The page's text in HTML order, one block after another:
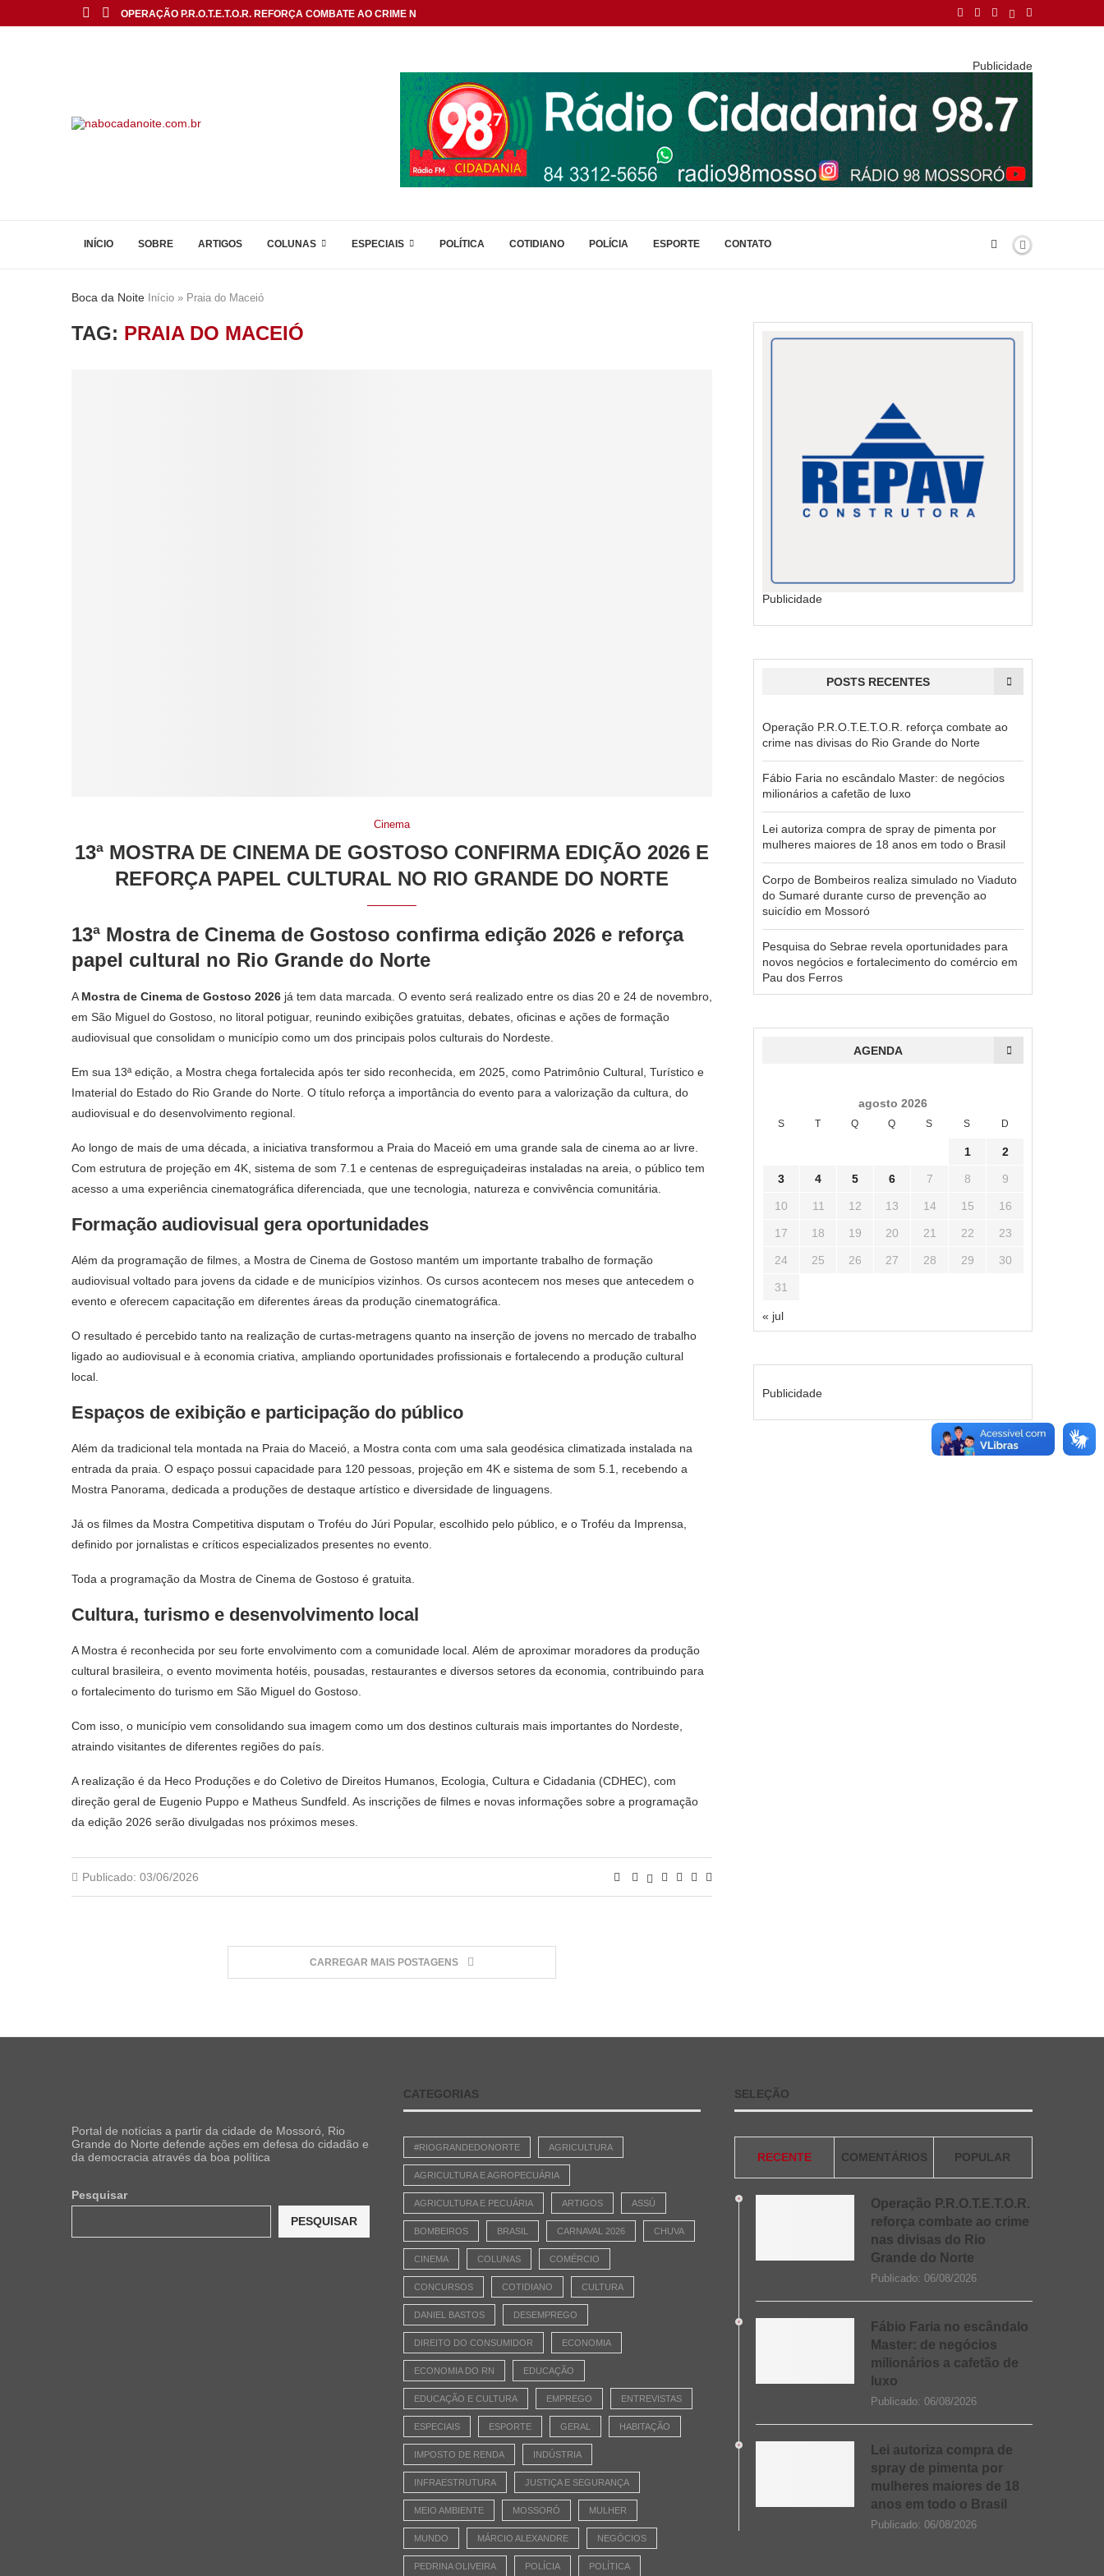
OPERAÇÃO P.R.O.T.E.T.O.R. REFORÇA COMBATE AO CRIME NAS DIVISAS...
Publicidade
INÍCIO SOBRE ARTIGOS COLUNAS ESPECIAIS POLÍTICA COTIDIANO POLÍCIA ESPORTE CONTATO
Boca da Noite Início » Praia do Maceió
TAG: PRAIA DO MACEIÓ
Cinema
13ª MOSTRA DE CINEMA DE GOSTOSO CONFIRMA EDIÇÃO 2026 E
REFORÇA PAPEL CULTURAL NO RIO GRANDE DO NORTE
13ª Mostra de Cinema de Gostoso confirma edição 2026 e reforça
papel cultural no Rio Grande do Norte
A Mostra de Cinema de Gostoso 2026 já tem data marcada. O evento será realizado entre os dias 20 e 24 de novembro,
em São Miguel do Gostoso, no litoral potiguar, reunindo exibições gratuitas, debates, oficinas e ações de formação
audiovisual que consolidam o município como um dos principais polos culturais do Nordeste.
Em sua 13ª edição, a Mostra chega fortalecida após ter sido reconhecida, em 2025, como Patrimônio Cultural, Turístico e
Imaterial do Estado do Rio Grande do Norte. O título reforça a importância do evento para a valorização da cultura, do
audiovisual e do desenvolvimento regional.
Ao longo de mais de uma década, a iniciativa transformou a Praia do Maceió em uma grande sala de cinema ao ar livre.
Com estrutura de projeção em 4K, sistema de som 7.1 e centenas de espreguiçadeiras instaladas na areia, o público tem
acesso a uma experiência cinematográfica diferenciada, que une tecnologia, natureza e convivência comunitária.
Formação audiovisual gera oportunidades
Além da programação de filmes, a Mostra de Cinema de Gostoso mantém um importante trabalho de formação
audiovisual voltado para jovens da cidade e de municípios vizinhos. Os cursos acontecem nos meses que antecedem o
evento e oferecem capacitação em diferentes áreas da produção cinematográfica.
O resultado é percebido tanto na realização de curtas-metragens quanto na inserção de jovens no mercado de trabalho
ligado ao audiovisual e à economia criativa, ampliando oportunidades profissionais e fortalecendo a produção cultural
local.
Espaços de exibição e participação do público
Além da tradicional tela montada na Praia do Maceió, a Mostra conta com uma sala geodésica climatizada instalada na
entrada da praia. O espaço possui capacidade para 120 pessoas, projeção em 4K e sistema de som 5.1, recebendo a
Mostra Panorama, dedicada a produções de destaque artístico e diversidade de linguagens.
Já os filmes da Mostra Competitiva disputam o Troféu do Júri Popular, escolhido pelo público, e o Troféu da Imprensa,
definido por jornalistas e críticos especializados presentes no evento.
Toda a programação da Mostra de Cinema de Gostoso é gratuita.
Cultura, turismo e desenvolvimento local
A Mostra é reconhecida por seu forte envolvimento com a comunidade local. Além de aproximar moradores da produção
cultural brasileira, o evento movimenta hotéis, pousadas, restaurantes e diversos setores da economia, contribuindo para
o fortalecimento do turismo em São Miguel do Gostoso.
Com isso, o município vem consolidando sua imagem como um dos destinos culturais mais importantes do Nordeste,
atraindo visitantes de diferentes regiões do país.
A realização é da Heco Produções e do Coletivo de Direitos Humanos, Ecologia, Cultura e Cidadania (CDHEC), com
direção geral de Eugenio Puppo e Matheus Sundfeld. As inscrições de filmes e novas informações sobre a programação
da edição 2026 serão divulgadas nos próximos meses.
Publicado: 03/06/2026
CARREGAR MAIS POSTAGENS
Publicidade
POSTS RECENTES
Operação P.R.O.T.E.T.O.R. reforça combate ao
crime nas divisas do Rio Grande do Norte
Fábio Faria no escândalo Master: de negócios
milionários a cafetão de luxo
Lei autoriza compra de spray de pimenta por
mulheres maiores de 18 anos em todo o Brasil
Corpo de Bombeiros realiza simulado no Viaduto
do Sumaré durante curso de prevenção ao
suicídio em Mossoró
Pesquisa do Sebrae revela oportunidades para
novos negócios e fortalecimento do comércio em
Pau dos Ferros
AGENDA
agosto 2026
S T Q Q S S D
1 2
3 4 5 6 7 8 9
10 11 12 13 14 15 16
17 18 19 20 21 22 23
24 25 26 27 28 29 30
31
« jul
Publicidade
Portal de notícias a partir da cidade de Mossoró, Rio
Grande do Norte defende ações em defesa do cidadão e
da democracia através da boa política
Pesquisar
PESQUISAR
CATEGORIAS
#RIOGRANDEDONORTE AGRICULTURA
AGRICULTURA E AGROPECUÁRIA
AGRICULTURA E PECUÁRIA ARTIGOS ASSÚ
BOMBEIROS BRASIL CARNAVAL 2026 CHUVA
CINEMA COLUNAS COMÉRCIO
CONCURSOS COTIDIANO CULTURA
DANIEL BASTOS DESEMPREGO
DIREITO DO CONSUMIDOR ECONOMIA
ECONOMIA DO RN EDUCAÇÃO
EDUCAÇÃO E CULTURA EMPREGO ENTREVISTAS
ESPECIAIS ESPORTE GERAL HABITAÇÃO
IMPOSTO DE RENDA INDÚSTRIA
INFRAESTRUTURA JUSTIÇA E SEGURANÇA
MEIO AMBIENTE MOSSORÓ MULHER
MUNDO MÁRCIO ALEXANDRE NEGÓCIOS
PEDRINA OLIVEIRA POLÍCIA POLÍTICA
SELEÇÃO
RECENTE COMENTÁRIOS POPULAR
Operação P.R.O.T.E.T.O.R.
reforça combate ao crime
nas divisas do Rio
Grande do Norte
Publicado: 06/08/2026
Fábio Faria no escândalo
Master: de negócios
milionários a cafetão de
luxo
Publicado: 06/08/2026
Lei autoriza compra de
spray de pimenta por
mulheres maiores de 18
anos em todo o Brasil
Publicado: 06/08/2026